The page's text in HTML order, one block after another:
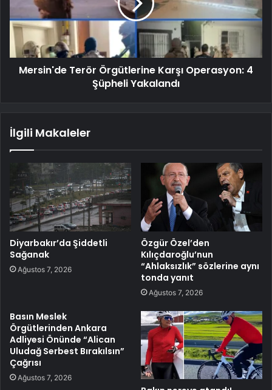
Mersin'de Terör Örgütlerine Karşı Operasyon: 4
Şüpheli Yakalandı
İlgili Makaleler
Diyarbakır’da Şiddetli
Sağanak
Ağustos 7, 2026
Özgür Özel’den
Kılıçdaroğlu’nun
“Ahlaksızlık” sözlerine aynı
tonda yanıt
Ağustos 7, 2026
Basın Meslek
Örgütlerinden Ankara
Adliyesi Önünde “Alican
Uludağ Serbest Bırakılsın”
Çağrısı
Ağustos 7, 2026